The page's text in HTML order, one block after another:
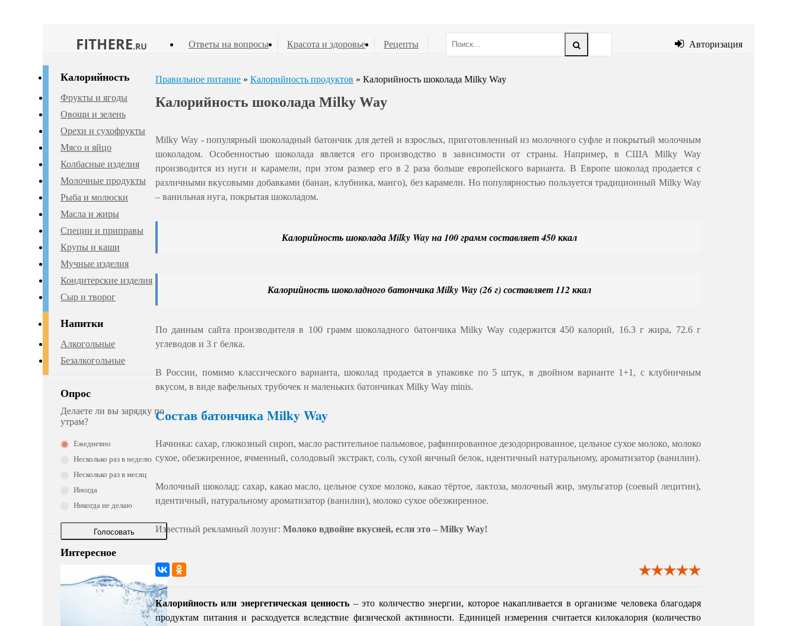
Ответы на вопросы Красота и здоровье Рецепты Авторизация
Правильное питание » Калорийность продуктов » Калорийность шоколада Milky Way
Калорийность шоколада Milky Way
Milky Way - популярный шоколадный батончик для детей и взрослых, приготовленный из молочного суфле и покрытый молочным
шоколадом. Особенностью шоколада является его производство в зависимости от страны. Например, в США Milky Way
производится из нуги и карамели, при этом размер его в 2 раза больше европейского варианта. В Европе шоколад продается с
различными вкусовыми добавками (банан, клубника, манго), без карамели. Но популярностью пользуется традиционный Milky Way
– ванильная нуга, покрытая шоколадом.
Калорийность шоколада Milky Way на 100 грамм составляет 450 ккал
Калорийность шоколадного батончика Milky Way (26 г) составляет 112 ккал
По данным сайта производителя в 100 грамм шоколадного батончика Milky Way содержится 450 калорий, 16.3 г жира, 72.6 г
углеводов и 3 г белка.
В России, помимо классического варианта, шоколад продается в упаковке по 5 штук, в двойном варианте 1+1, с клубничным
вкусом, в виде вафельных трубочек и маленьких батончиках Milky Way minis.
Состав батончика Milky Way
Начинка: сахар, глюкозный сироп, масло растительное пальмовое, рафинированное дезодорированное, цельное сухое молоко, молоко
сухое, обезжиренное, ячменный, солодовый экстракт, соль, сухой яичный белок, идентичный натуральному, ароматизатор (ванилин).
Молочный шоколад: сахар, какао масло, цельное сухое молоко, какао тёртое, лактоза, молочный жир, эмульгатор (соевый лецитин),
идентичный, натуральному ароматизатор (ванилин), молоко сухое обезжиренное.
Известный рекламный лозунг: Молоко вдвойне вкусней, если это – Milky Way!
5
Калорийность или энергетическая ценность – это количество энергии, которое накапливается в организме человека благодаря
продуктам питания и расходуется вследствие физической активности. Единицей измерения считается килокалория (количество
Калорийность
Фрукты и ягоды
Овощи и зелень
Орехи и сухофрукты
Мясо и яйцо
Колбасные изделия
Молочные продукты
Рыба и молюски
Масла и жиры
Специи и приправы
Крупы и каши
Мучные изделия
Кондитерские изделия
Сыр и творог
Напитки
Алкогольные
Безалкогольные
Опрос
Делаете ли вы зарядку по
утрам?
Ежедневно
Несколько раз в неделю
Несколько раз в месяц
Иногда
Никогда не делаю
Голосовать
Интересное